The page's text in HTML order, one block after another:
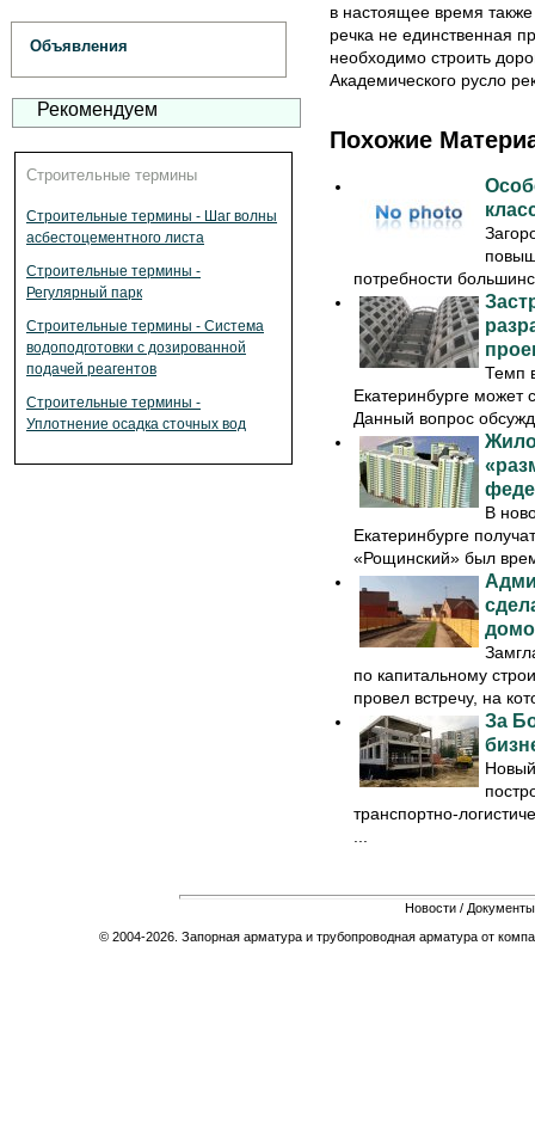
Объявления
Рекомендуем
Строительные термины
Строительные термины - Шаг волны
асбестоцементного листа
Строительные термины -
Регулярный парк
Строительные термины - Система
водоподготовки с дозированной
подачей реагентов
Строительные термины -
Уплотнение осадка сточных вод
в настоящее время
речка не единственная
необходимо строить
Академического русло
Похожие
потребности
Темп
Екатеринбурге может
Данный вопрос
В
Екатеринбурге
«Рощинский» был
по капитальному
провел встречу, на
За
транспортно-
...
Новости / Документы
© 2004-2026. Запорная арматура и трубопроводная арматура от